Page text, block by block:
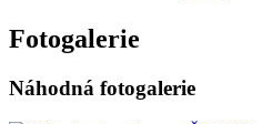
Fotogalerie
Náhodná fotogalerie